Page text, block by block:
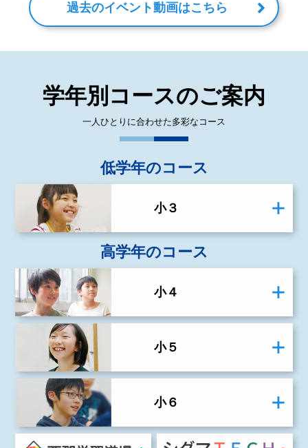
過去のイベント動画はこちら
学年別コースのご案内
一人ひとりに合わせた多彩なコース
低学年のコース
小３
高学年のコース
小４
小５
小６